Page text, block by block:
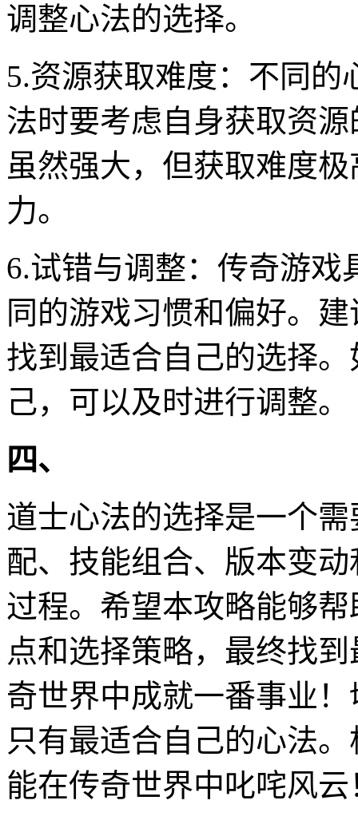
调整心法的选择。
5.资源获取难度：不同
法时要考虑自身获取资
虽然强大，但获取难度
力。
6.试错与调整：传奇游
同的游戏习惯和偏好。
找到最适合自己的选择
己，可以及时进行调整。
四、
道士心法的选择是一个
配、技能组合、版本变
过程。希望本攻略能够
点和选择策略，最终找
奇世界中成就一番事业
只有最适合自己的心法
能在传奇世界中叱咤风云